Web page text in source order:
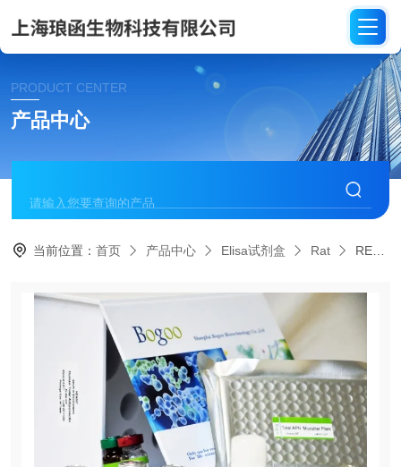
PRODUCT CENTER
产品中心
当前位置：首页 产品中心 Elisa试剂盒 Rat REM020甲基化CpG结合蛋白